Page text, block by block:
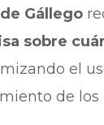
Gállego
sobre
el
de los